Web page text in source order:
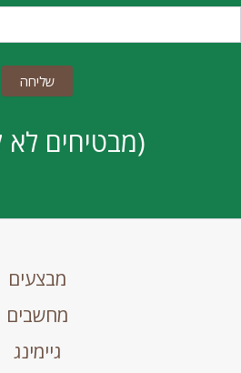
(מבטיחים לא
מבצעים
מחשבים
גיימינג